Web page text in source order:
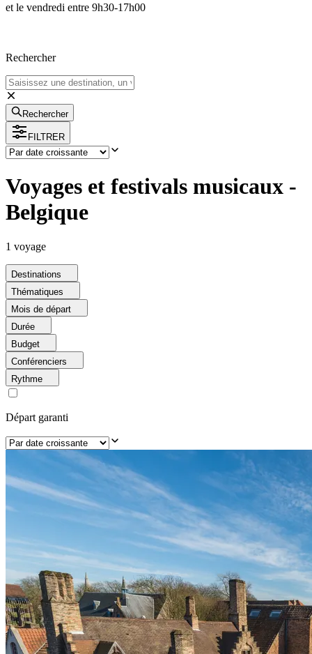
et le vendredi entre 9h30-17h00
Rechercher
Rechercher
FILTRER
Voyages et festivals musicaux -
Belgique
1 voyage
Destinations
Thématiques
Mois de départ
Durée
Budget
Conférenciers
Rythme
Départ garanti